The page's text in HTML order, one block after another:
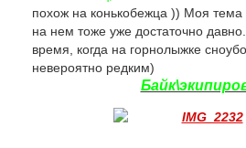
похож на конькобежца )) Моя
на нем тоже уже достаточно
время, когда на горнолыжке
невероятно редким)